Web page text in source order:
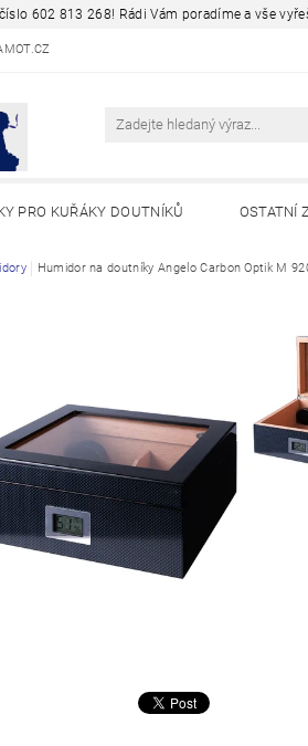
602 813 268! Rádi Vám poradíme a vše
PRO KUŘÁKY DOUTNÍKŮ OSTATNÍ
A ZAJÍMAVOSTI
Humidor na doutníky Angelo Carbon Optik M